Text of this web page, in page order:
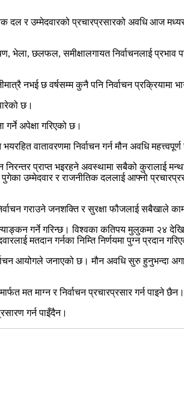
दल र उम्मेदवारको प्रचारप्रसारको अवधि आज
छलफल, समीक्षालगायत निर्वाचनलाई प्रभाव
नभई छ वर्षसम्म कुनै पनि निर्वाचन
छ।
अपेक्षा गरिएको छ।
वातावरणमा निर्वाचन गर्न मौन अवधि महत्त्वपूर्ण
निरन्तर प्राप्त भइरहने अवस्थामा सबैको कुरालाई
उम्मेदवार र राजनीतिक दललाई आफ्नो
गराउने जनशक्ति र सुरक्षा फौजलाई सबैखाले
गर्ने गरिन्छ। विश्वका कतिपय मुलुकमा २४
मतदान गर्नका निम्ति निर्णयमा पुग्न प्रदान
आयोगले जनाएको छ। मौन अवधि सुरु हुनुभन्दा
मत माग्न र निर्वाचन प्रचारप्रसार गर्न पाइने छैन।
गर्न पाइँदैन।